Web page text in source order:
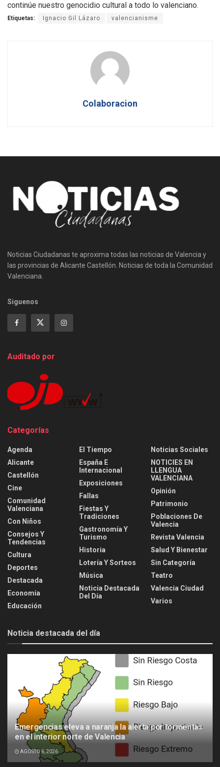
continúe nuestro genocidio cultural a todo lo valenciano.
Etiquetas: Ignacio Gil Lázaro valencianisme
Colaboracion
Noticias Ciudadanas te aproxima todas las noticias de Valencia y
las provincias de Alicante Castellón. Noticias de toda la Comunidad
Valenciana.
Siguenos
Auditado por
Categorías
Agenda
Alicante
Castellón
Cine
Comunidad
Valenciana
Con Niños
Consejos Y
Tendencias
Cultura
Deportes
Destacada
Economía
Educación
El Tiempo
España E
Internacional
Exposiciones
Fallas
Fiestas Y
Tradiciones
Gastronomía Y
Turismo
Historia
Lotería Y Sorteos
Música
Noticia Destacada
Del Día
Noticias Sociales
NOTICIES EN
LLENGUA
VALENCIANA
Opinión
Patrimonio
Poblaciones De
Valencia
Revista Valencia
Salud Y Bienestar
Sin Categoría
Teatro
Valencia Ciudad
Varios
Noticia destacada del día
Emergencias eleva a naranja la alerta por tormentas
en el interior norte de Valencia
AGOSTO 6, 2026